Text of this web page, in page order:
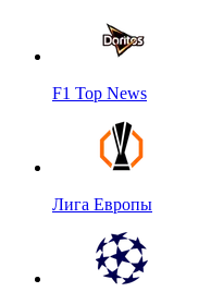
F1 Top News
Лига Европы